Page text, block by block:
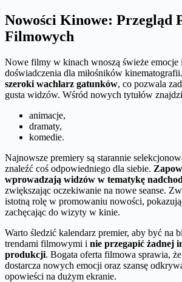
Nowości Kinowe: Przegląd
Filmowych
Nowe filmy w kinach wnoszą świeże emocje
doświadczenia dla miłośników kinematografii.
szeroki wachlarz gatunków, co pozwala
gusta widzów. Wśród nowych tytułów
animacje,
dramaty,
komedie.
Najnowsze premiery są starannie
znaleźć coś odpowiedniego dla siebie.
wprowadzają widzów w tematykę
zwiększając oczekiwanie na nowe seanse.
istotną rolę w promowaniu nowości,
zachęcając do wizyty w kinie.
Warto śledzić kalendarz premier, aby być na
trendami filmowymi i nie przegapić żadnej
produkcji. Bogata oferta filmowa sprawia,
dostarcza nowych emocji oraz szansę
opowieści na dużym ekranie.